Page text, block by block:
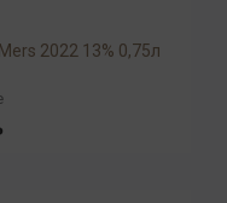
2022 13% 0,75л